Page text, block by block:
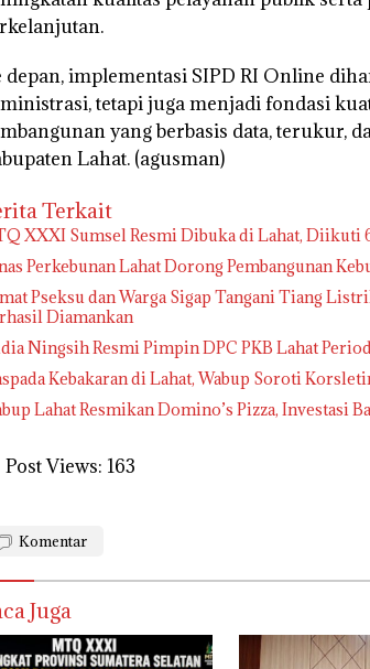
depan, implementasi SIPD RI Online
tetapi juga menjadi fondasi
yang berbasis data, terukur,
Lahat. (agusman)
Terkait
XXXI Sumsel Resmi Dibuka di Lahat, Diikuti
Perkebunan Lahat Dorong Pembangunan
Pseksu dan Warga Sigap Tangani Tiang
Diamankan
Ningsih Resmi Pimpin DPC PKB Lahat
Kebakaran di Lahat, Wabup Soroti
Lahat Resmikan Domino’s Pizza, Investasi
Post Views: 163
Komentar
Juga